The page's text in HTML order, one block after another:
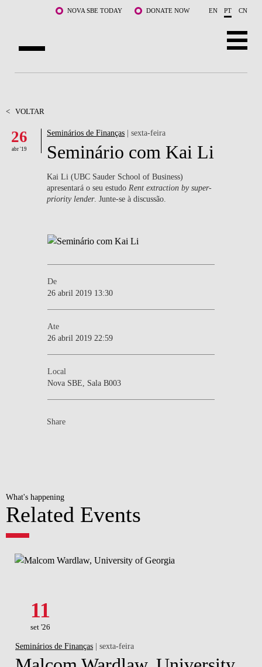
Saltar para o conteúdo principalNOVA SBE TODAY DONATE NOW EN PT CN
DOCENTES E INVESTIGAÇÃO
COMUNIDADE
LIFE AT NOVA SBE
< VOLTAR
26
abr '19
Seminários de Finanças | sexta-feira
Seminário com Kai Li
Kai Li (UBC Sauder School of Business)
apresentará o seu estudo Rent extraction by super-
priority lender. Junte-se à discussão.
De
26 abril 2019 13:30
Ate
26 abril 2019 22:59
Local
Nova SBE, Sala B003
Share
What's happening
Related Events
11
set '26
Seminários de Finanças | sexta-feira